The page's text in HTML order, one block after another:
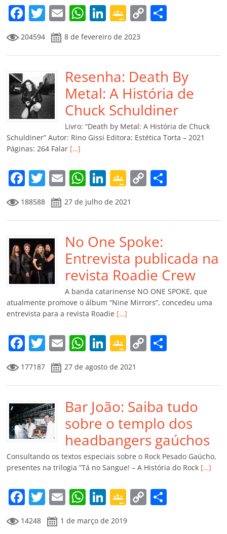
F
a
c
e
b
o
o
k
T
w
itt
er
E
m
ai
l
W
at
s
A
p
p
Li
k
e
dI
n
G
o
o
gl
e
Cl
a
ss
ro
m
C
y
Li
n
k
p
ar
til
h
ar
204594 8 de fevereiro de 2023
Resenha: Death By
Metal: A História de
Chuck Schuldiner
Livro: “Death by Metal: A História de Chuck
Schuldiner” Autor: Rino Gissi Editora: Estética Torta – 2021
Páginas: 264 Falar […]
F
a
c
e
b
o
o
k
T
w
itt
er
E
m
ai
l
W
h
at
s
A
p
p
Li
n
k
e
dI
n
G
o
o
gl
e
Cl
a
ss
ro
o
m
C
y
Li
n
k
p
til
h
ar
188588 27 de julho de 2021
No One Spoke:
Entrevista publicada na
revista Roadie Crew
A banda catarinense NO ONE SPOKE, que
atualmente promove o álbum “Nine Mirrors”, concedeu uma
entrevista para a revista Roadie […]
F
a
c
e
b
o
o
k
T
w
itt
er
E
m
ai
l
W
at
s
A
p
p
Li
n
k
e
dI
n
G
o
o
gl
e
Cl
a
ss
ro
o
m
C
y
Li
n
k
p
ar
til
h
ar
177187 27 de agosto de 2021
Bar João: Saiba tudo
sobre o templo dos
headbangers gaúchos
Consultando os textos especiais sobre o Rock Pesado Gaúcho,
presentes na trilogia “Tá no Sangue! – A História do Rock […]
F
a
c
T
w
itt
E
m
ai
W
at
Li
n
k
G
o
o
C
14248 1 de março de 2019